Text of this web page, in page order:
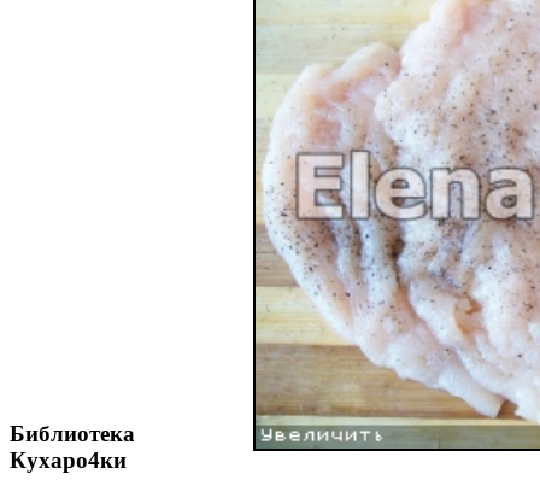
Библиотека
Кухаро4ки